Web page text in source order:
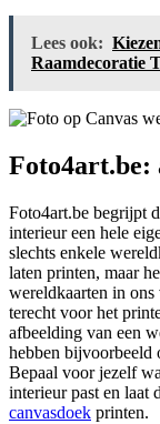
Lees ook:
Raamdecoratie
Foto4art.be:
Foto4art.be begrijpt
interieur een hele
slechts enkele
laten printen, maar
wereldkaarten in ons
terecht voor het
afbeelding van een
hebben bijvoorbeeld
Bepaal voor jezelf
interieur past en laat
canvasdoek printen.